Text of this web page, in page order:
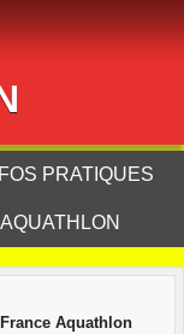
PRATIQUES
AQUATHLON
Aquathlon